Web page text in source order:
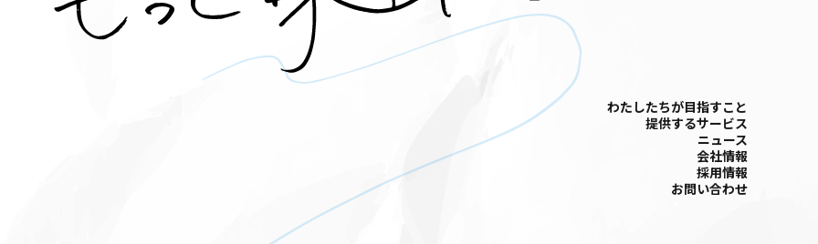
わたしたちが⽬指すこと
提供するサービス
ニュース
会社情報
採⽤情報
お問い合わせ